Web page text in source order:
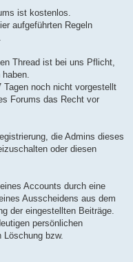
ist kostenlos.
aufgeführten Regeln
Thread ist bei uns Pflicht,
noch nicht vorgestellt
Forums das Recht vor
die Admins dieses
oder diesen
Accounts durch eine
Ausscheidens aus dem
der eingestellten Beiträge.
persönlichen
Löschung bzw.